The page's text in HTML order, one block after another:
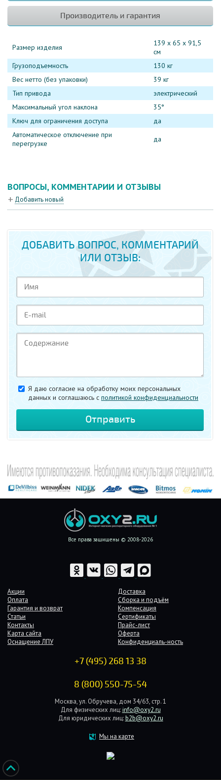
Производитель и гарантия
Размер изделия
139 х 65 х 91,5
см
Грузоподъемность
130 кг
Вес нетто (без упаковки)
39 кг
Тип привода
электрический
Максимальный угол наклона
35°
Ключ для ограничения доступа
да
Автоматическое отключение при
перегрузке
да
ВОПРОСЫ, КОММЕНТАРИИ И ОТЗЫВЫ
Добавить новый
ДОБАВИТЬ ВОПРОС, КОММЕНТАРИЙ
ИЛИ ОТЗЫВ:
Я даю согласие на обработку моих персональных
данных и соглашаюсь c политикой конфиденциальности
Все права защищены © 2008-2026
Акции
Доставка
Оплата
Сборка и подъём
Гарантия и возврат
Компенсация
Статьи
Сертификаты
Контакты
Прайс-лист
Карта сайта
Оферта
Оснащение ЛПУ
Конфиденциаль-ность
+7 (495) 268 13 38
8 (800) 550-75-54
Москва, ул. Обручева, дом 34/63, стр. 1
Для физических лиц: info@oxy2.ru
Для юридических лиц: b2b@oxy2.ru
Мы на карте